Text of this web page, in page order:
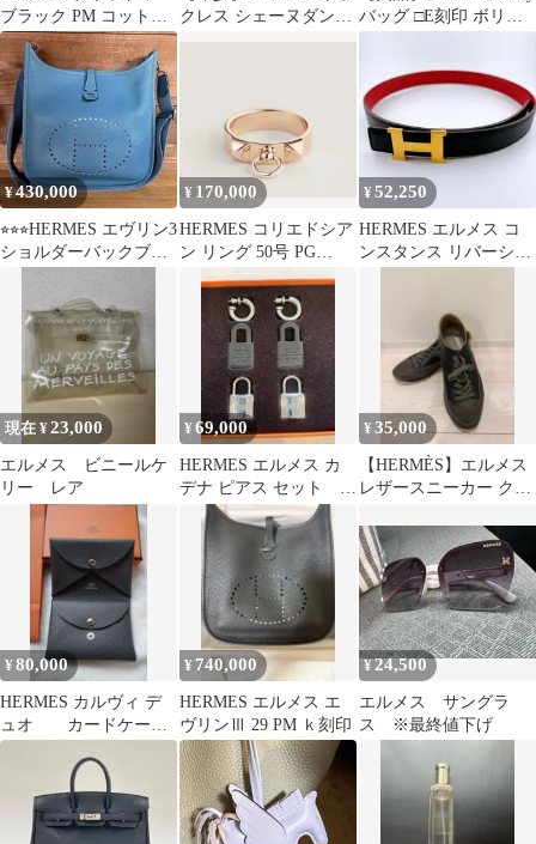
ブラック PM コットン
キャンバス オレンジ ポ
ーチ
クレス シェーヌダンク
ル アレアⅡ
バッグ □E刻印 ボリー
¥430,000
⭐︎⭐︎⭐︎HERMES エヴリン3
ショルダーバックブル
¥ 170,000
HERMES コリエドシア
ン リング 50号 PG
¥52,250
HERMES エルメス コ
ンスタンス リバーシブ
現在 ¥23,000
エルメス ビニールケ
リー レア
¥69,000
HERMES エルメス カ
デナ ピアス セット ブ
ラック シルバーカラ
¥35,000
【HERMÈS】エルメス
レザースニーカー クイ
ー
¥80,000
HERMES カルヴィ デ
ュオ カードケース
コインケース
¥ 740,000
HERMES エルメス エ
ヴリンⅢ 29 PM ｋ刻印
¥24,500
エルメス サングラ
ス ※最終値下げ